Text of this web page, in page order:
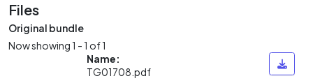
Files
Original bundle
Now showing1 - 1 of 1
Name:
TG01708.pdf